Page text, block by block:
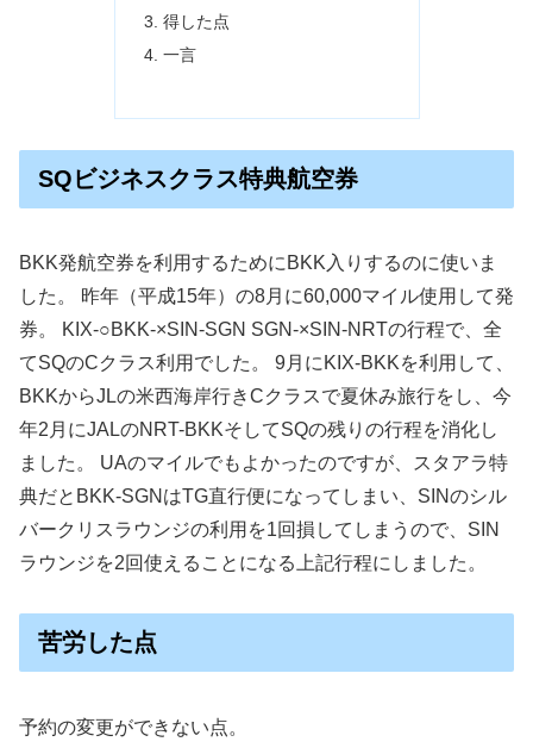
得した点
一言
SQビジネスクラス特典航空券
BKK発航空券を利用するためにBKK入りするのに使いま
した。 昨年（平成15年）の8月に60,000マイル使用して発
券。 KIX-○BKK-×SIN-SGN SGN-×SIN-NRTの行程で、全
てSQのCクラス利用でした。 9月にKIX-BKKを利用して、
BKKからJLの米西海岸行きCクラスで夏休み旅行をし、今
年2月にJALのNRT-BKKそしてSQの残りの行程を消化し
ました。 UAのマイルでもよかったのですが、スタアラ特
典だとBKK-SGNはTG直行便になってしまい、SINのシル
バークリスラウンジの利用を1回損してしまうので、SIN
ラウンジを2回使えることになる上記行程にしました。
苦労した点
予約の変更ができない点。